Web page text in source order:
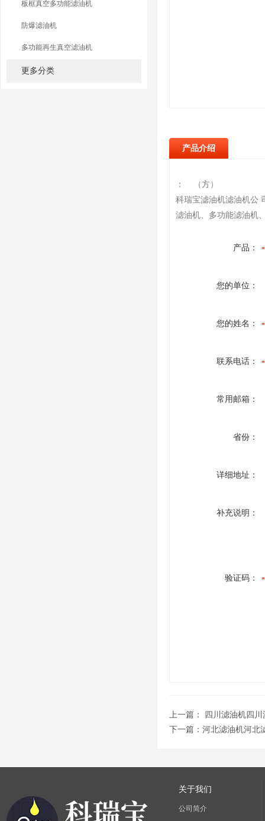
板框真空多功能滤油机
防爆滤油机
多功能再生真空滤油机
更多分类
产品介绍
： （方）
科瑞宝滤油机滤油机公
滤油机、多功能滤油机
产品：
您的单位：
您的姓名：
联系电话：
常用邮箱：
省份：
详细地址：
补充说明：
验证码：
上一篇：
四川滤油机四
下一篇： 河北滤油机河北
关于我们
公司简介